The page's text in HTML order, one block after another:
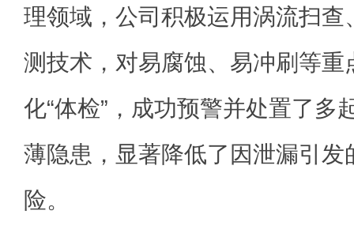
理领域，公司积极运用涡流扫查
测技术，对易腐蚀、易冲刷等重
化“体检”，成功预警并处置了多
薄隐患，显著降低了因泄漏引发
险。